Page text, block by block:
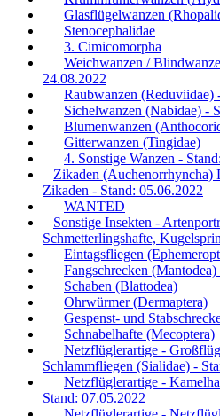
Glasflügelwanzen
Stenocephalidae
3. Cimicomorpha
Weichwanzen /
24.08.2022
Raubwanzen (Reduviidae)
Sichelwanzen (Nabidae) -
Blumenwanzen
Gitterwanzen (Tingidae)
4. Sonstige Wanzen -
Zikaden (Auchenorrhyncha)
Zikaden - Stand: 05.06.2022
WANTED
Sonstige Insekten -
Schmetterlingshafte,
Eintagsfliegen
Fangschrecken
Schaben (Blattodea)
Ohrwürmer (Dermaptera)
Gespenst- und
Schnabelhafte (Mecoptera)
Netzflüglerartige -
Schlammfliegen (Sialidae) -
Netzflüglerartige -
Stand: 07.05.2022